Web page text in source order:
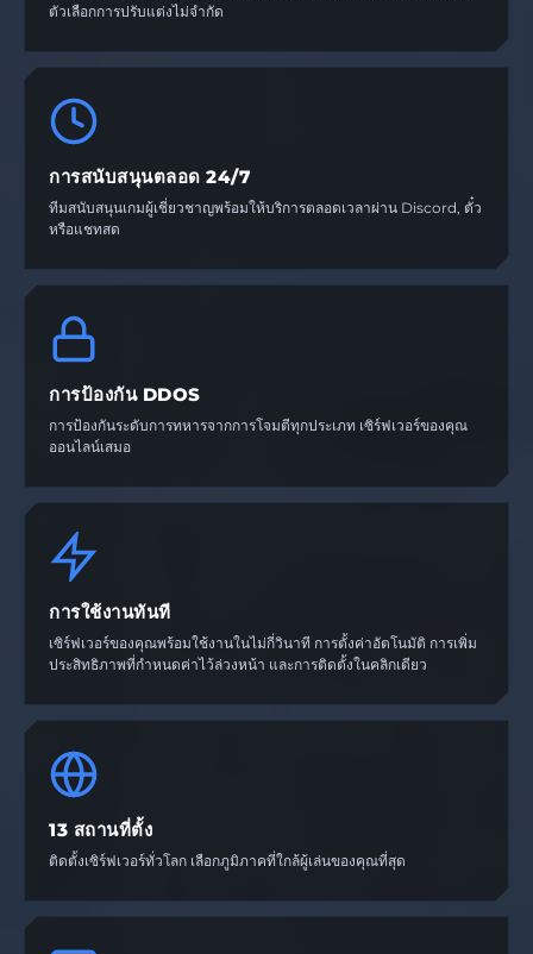
ตัวเลือกการปรับแต่งไม่จำกัด
การสนับสนุนตลอด 24/7
ทีมสนับสนุนเกมผู้เชี่ยวชาญพร้อมให้บริการตลอดเวลาผ่าน Discord, ตั๋ว
หรือแชทสด
การป้องกัน DDOS
การป้องกันระดับการทหารจากการโจมตีทุกประเภท เซิร์ฟเวอร์ของคุณ
ออนไลน์เสมอ
การใช้งานทันที
เซิร์ฟเวอร์ของคุณพร้อมใช้งานในไม่กี่วินาที การตั้งค่าอัตโนมัติ การเพิ่ม
ประสิทธิภาพที่กำหนดค่าไว้ล่วงหน้า และการติดตั้งในคลิกเดียว
13 สถานที่ตั้ง
ติดตั้งเซิร์ฟเวอร์ทั่วโลก เลือกภูมิภาคที่ใกล้ผู้เล่นของคุณที่สุด